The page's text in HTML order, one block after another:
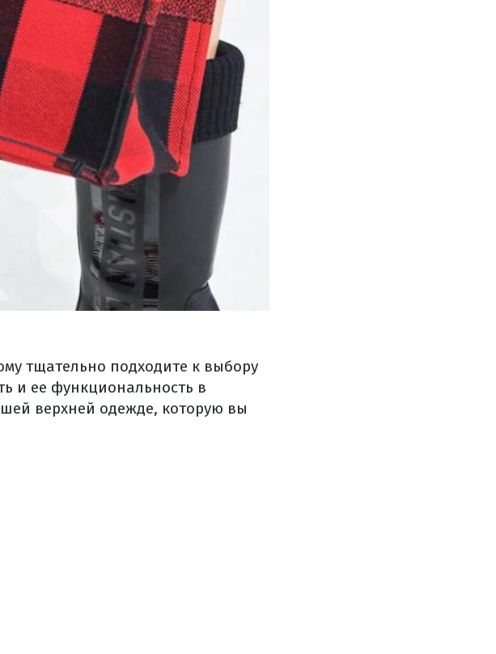
тщательно подходите к выбору
и ее функциональность в
верхней одежде, которую вы